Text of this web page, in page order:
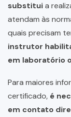
substituia
atendam às
quais precisam
instrutor
em laboratório
Para maiores
certificado, é
em contato